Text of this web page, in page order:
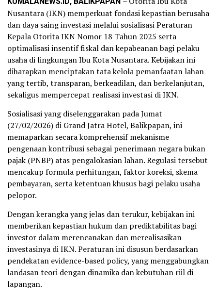
Nusantara (IKN) memperkuat fondasi kepastian berusaha
dan daya saing investasi melalui sosialisasi Peraturan
Kepala Otorita IKN Nomor 18 Tahun 2025 serta
optimalisasi insentif fiskal dan kepabeanan bagi pelaku
usaha di lingkungan Ibu Kota Nusantara. Kebijakan ini
diharapkan menciptakan tata kelola pemanfaatan lahan
yang tertib, transparan, berkeadilan, dan berkelanjutan,
sekaligus mempercepat realisasi investasi di IKN.
Sosialisasi yang diselenggarakan pada Jumat
(27/02/2026) di Grand Jatra Hotel, Balikpapan, ini
memaparkan secara komprehensif mekanisme
pengenaan kontribusi sebagai penerimaan negara bukan
pajak (PNBP) atas pengalokasian lahan. Regulasi tersebut
mencakup formula perhitungan, faktor koreksi, skema
pembayaran, serta ketentuan khusus bagi pelaku usaha
pelopor.
Dengan kerangka yang jelas dan terukur, kebijakan ini
memberikan kepastian hukum dan prediktabilitas bagi
investor dalam merencanakan dan merealisasikan
investasinya di IKN. Peraturan ini disusun berdasarkan
pendekatan evidence-based policy, yang menggabungkan
landasan teori dengan dinamika dan kebutuhan riil di
lapangan.